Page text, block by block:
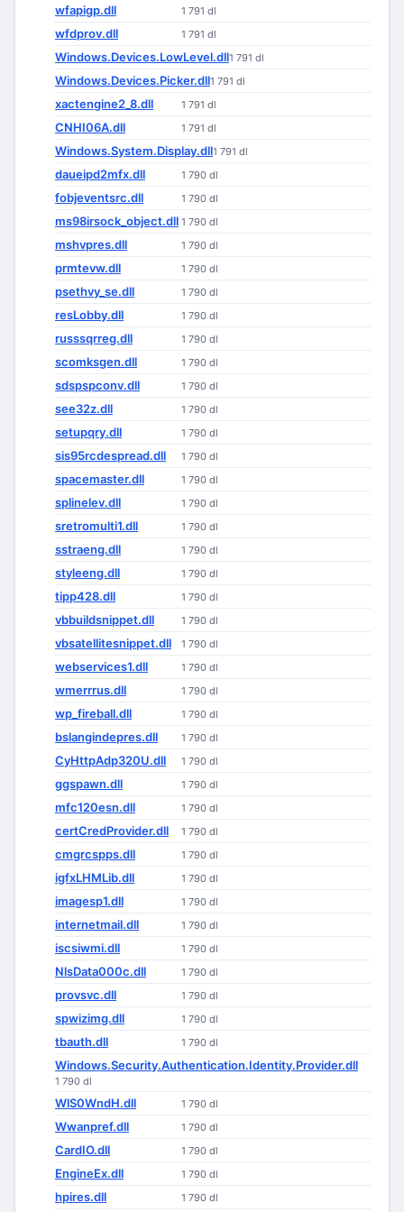
wfapigp.dll 1 791 dl
wfdprov.dll 1 791 dl
Windows.Devices.LowLevel.dll1 791 dl
Windows.Devices.Picker.dll1 791 dl
xactengine2_8.dll 1 791 dl
CNHI06A.dll 1 791 dl
Windows.System.Display.dll1 791 dl
daueipd2mfx.dll 1 790 dl
fobjeventsrc.dll 1 790 dl
ms98irsock_object.dll 1 790 dl
mshvpres.dll 1 790 dl
prmtevw.dll 1 790 dl
psethvy_se.dll 1 790 dl
resLobby.dll 1 790 dl
russsqrreg.dll 1 790 dl
scomksgen.dll 1 790 dl
sdspspconv.dll 1 790 dl
see32z.dll 1 790 dl
setupqry.dll 1 790 dl
sis95rcdespread.dll 1 790 dl
spacemaster.dll 1 790 dl
splinelev.dll 1 790 dl
sretromulti1.dll 1 790 dl
sstraeng.dll 1 790 dl
styleeng.dll 1 790 dl
tipp428.dll 1 790 dl
vbbuildsnippet.dll 1 790 dl
vbsatellitesnippet.dll 1 790 dl
webservices1.dll 1 790 dl
wmerrrus.dll 1 790 dl
wp_fireball.dll 1 790 dl
bslangindepres.dll 1 790 dl
CyHttpAdp320U.dll 1 790 dl
ggspawn.dll 1 790 dl
mfc120esn.dll 1 790 dl
certCredProvider.dll 1 790 dl
cmgrcspps.dll 1 790 dl
igfxLHMLib.dll 1 790 dl
imagesp1.dll 1 790 dl
internetmail.dll 1 790 dl
iscsiwmi.dll 1 790 dl
NlsData000c.dll 1 790 dl
provsvc.dll 1 790 dl
spwizimg.dll 1 790 dl
tbauth.dll 1 790 dl
Windows.Security.Authentication.Identity.Provider.dll
1 790 dl
WlS0WndH.dll 1 790 dl
Wwanpref.dll 1 790 dl
CardIO.dll 1 790 dl
EngineEx.dll 1 790 dl
hpires.dll 1 790 dl